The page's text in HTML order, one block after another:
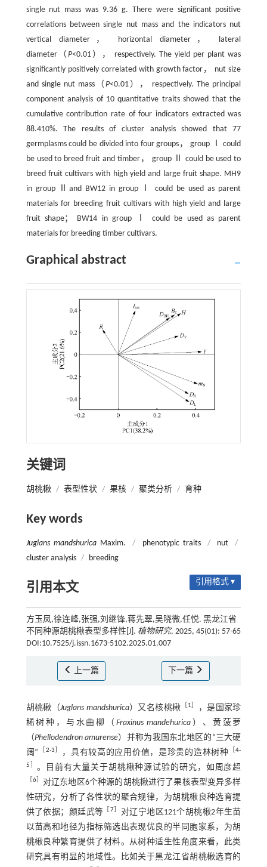
single nut mass was 9.36 g. There were significant positive
correlations between single nut mass and the indicators nut
vertical diameter， horizontal diameter， lateral
diameter（ P<0.01）， respectively. The yield per plant was
significantly positively correlated with growth factor， nut size
and single nut mass（ P<0.01）， respectively. The principal
component analysis of 10 quantitative traits showed that the
cumulative contribution rate of four indicators extracted was
88.410%. The results of cluster analysis showed that 77
germplasms could be divided into four groups， group Ⅰ could
be used to breed fruit and timber， group Ⅱ could be used to
breed fruit cultivars with high yield and large fruit shape. MH9
in group Ⅱand BW12 in group Ⅰ could be used as parent
materials for breeding fruit cultivars with high yield and large
fruit shape； BW14 in group Ⅰ could be used as parent
materials for breeding timber cultivars.
Graphical abstract
关键词
胡桃楸 / 表型性状 / 果核 / 聚类分析 / 育种
Key words
Juglans mandshuricaMaxim. / phenotypic traits / nut
/
cluster analysis / breeding
引用本文 引用格式 ▾
方玉凤,徐连峰,张强,刘继锋,蒋先翠,吴晓微,任悦. 黑龙江省
不同种源胡桃楸表型多样性[J]. 植物研究, 2025, 45(01): 57-65
DOI:10.7525/j.issn.1673-5102.2025.01.007
上一篇 下一篇
胡桃楸（Juglans mandshurica）又名核桃楸 1
，是国家珍
稀树种，与水曲柳（ Fraxinus mandehurica ）、黄菠萝
（Phellodendron amurense）并称为我国东北地区的“三大硬
阔”
2-3 ，具有较高的应用价值，是珍贵的造林树种 ［4-
5 。目前有大量关于胡桃楸种源试验的研究，如周彦超
6］ 对辽东地区6个种源的胡桃楸进行了果核表型变异多样
性研究，分析了各性状的聚合规律，为胡桃楸良种选育提
供了依据；颜廷武等
7］
对辽宁地区121个胡桃楸2年生苗
以苗高和地径为指标筛选出表现优良的半同胞家系，为胡
桃楸良种繁育提供了材料。从树种适生性角度来看，此类
研究具有明显的地域性。比如关于黑龙江省胡桃楸选育的